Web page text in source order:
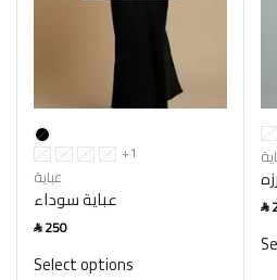
52 54 56 58 +1
عباية
عباية سوداء
SAR250
Select options
52
SAR